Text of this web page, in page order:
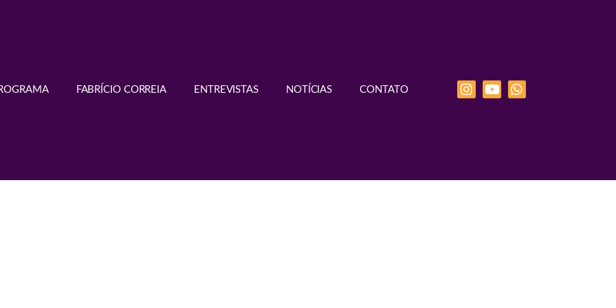
FABRÍCIO CORREIA ENTREVISTAS NOTÍCIAS CONTATO